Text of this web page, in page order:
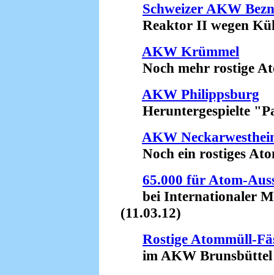
Schweizer AKW
Reaktor II wegen
AKW Krümmel
Noch mehr rostige
AKW Philippsburg
Heruntergespielte
AKW
Noch ein rostiges
65.000 für Atom-
bei Internationaler
(11.03.12)
Rostige Atommüll-
im AKW Brunsbüttel